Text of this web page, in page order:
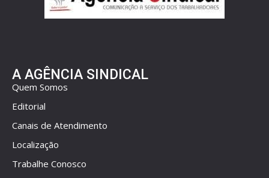
A AGÊNCIA SINDICAL
Quem Somos
Editorial
Canais de Atendimento
Localização
Trabalhe Conosco